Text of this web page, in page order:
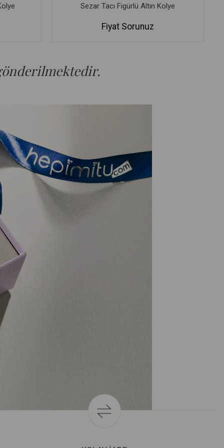
Sezar Tacı Figürlü Altın Kolye
Fiyat Sorunuz